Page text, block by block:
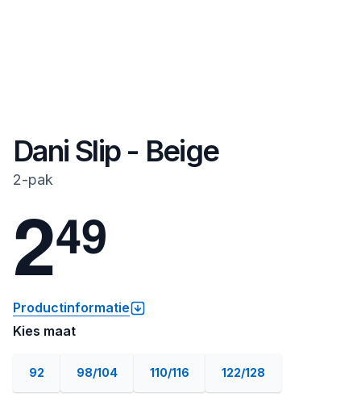
Dani Slip - Beige
2-pak
249
Productinformatie
Kies maat
92 98/104 110/116 122/128